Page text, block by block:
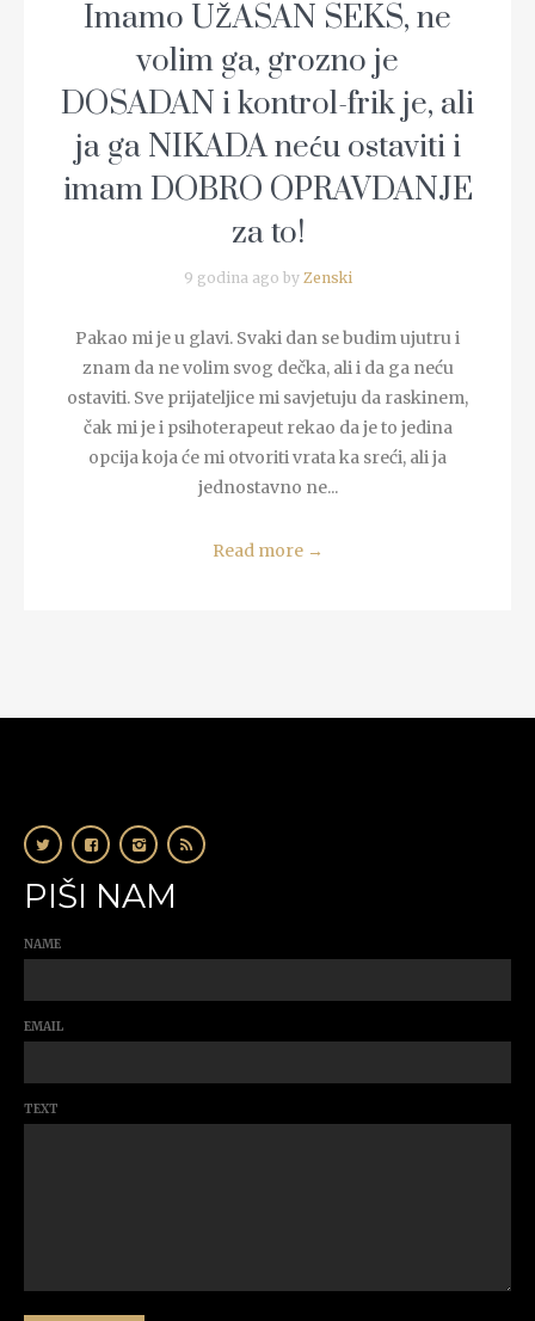
Imamo UŽASAN SEKS, ne
volim ga, grozno je
DOSADAN i kontrol-frik je, ali
ja ga NIKADA neću ostaviti i
imam DOBRO OPRAVDANJE
za to!
9 godina ago by Zenski
Pakao mi je u glavi. Svaki dan se budim ujutru i
znam da ne volim svog dečka, ali i da ga neću
ostaviti. Sve prijateljice mi savjetuju da raskinem,
čak mi je i psihoterapeut rekao da je to jedina
opcija koja će mi otvoriti vrata ka sreći, ali ja
jednostavno ne...
Read more →
PIŠI NAM
NAME
EMAIL
TEXT